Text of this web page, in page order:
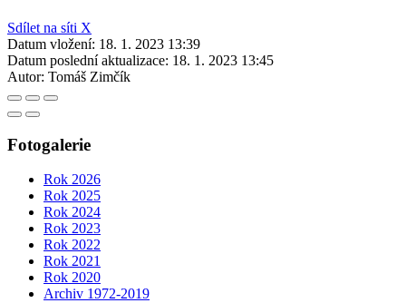
Sdílet na síti X
Datum vložení: 18. 1. 2023 13:39
Datum poslední aktualizace: 18. 1. 2023 13:45
Autor: Tomáš Zimčík
Fotogalerie
Rok 2026
Rok 2025
Rok 2024
Rok 2023
Rok 2022
Rok 2021
Rok 2020
Archiv 1972-2019